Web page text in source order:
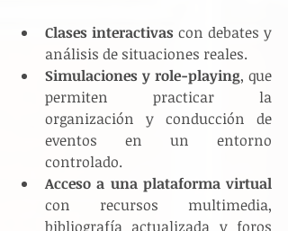
Clases interactivas con debates y
análisis de situaciones reales.
Simulaciones y role-playing, que
permiten practicar la
organización y conducción de
eventos en un entorno
controlado.
Acceso a una plataforma virtual
con recursos multimedia,
bibliografía actualizada y foros